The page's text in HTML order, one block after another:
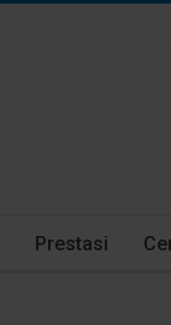
Prestasi